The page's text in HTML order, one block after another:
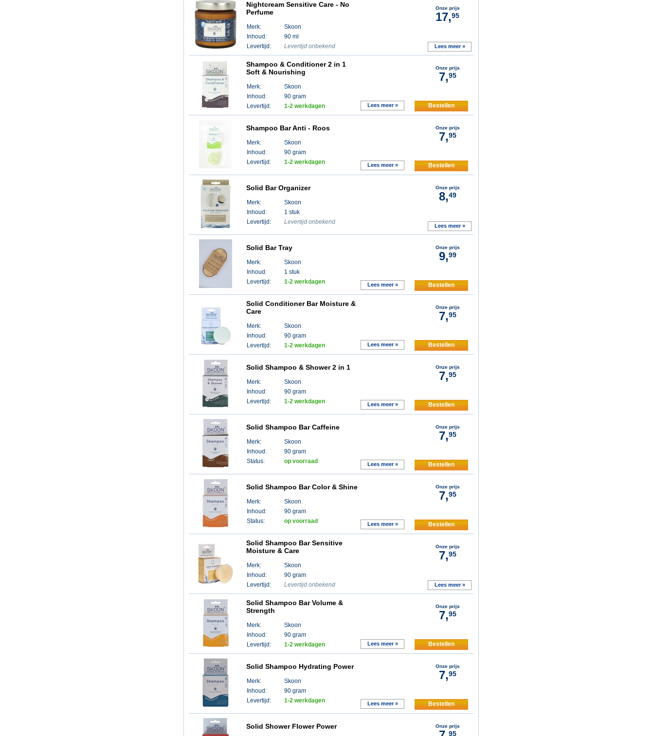
Nightcream Sensitive Care - No
Perfume
Merk:
Skoon
Inhoud:
90 ml
Levertijd:
Levertijd onbekend
Onze prijs
17,95
Lees meer »
Shampoo & Conditioner 2 in 1
Soft & Nourishing
Merk:
Skoon
Inhoud:
90 gram
Levertijd:
1-2 werkdagen Lees meer »
Onze prijs
7,95
Bestellen
Shampoo Bar Anti - Roos
Merk:
Skoon
Inhoud:
90 gram
Levertijd:
1-2 werkdagen Lees meer »
Onze prijs
7,95
Bestellen
Solid Bar Organizer
Merk:
Skoon
Inhoud:
1 stuk
Levertijd:
Levertijd onbekend
Onze prijs
8,49
Lees meer »
Solid Bar Tray
Merk:
Skoon
Inhoud:
1 stuk
Levertijd:
1-2 werkdagen Lees meer »
Onze prijs
9,99
Bestellen
Solid Conditioner Bar Moisture &
Care
Merk:
Skoon
Inhoud:
90 gram
Levertijd:
1-2 werkdagen Lees meer »
Onze prijs
7,95
Bestellen
Solid Shampoo & Shower 2 in 1
Merk:
Skoon
Inhoud:
90 gram
Levertijd:
1-2 werkdagen Lees meer »
Onze prijs
7,95
Bestellen
Solid Shampoo Bar Caffeine
Merk:
Skoon
Inhoud:
90 gram
Status:
op voorraad Lees meer »
Onze prijs
7,95
Bestellen
Solid Shampoo Bar Color & Shine
Merk:
Skoon
Inhoud:
90 gram
Status:
op voorraad Lees meer »
Onze prijs
7,95
Bestellen
Solid Shampoo Bar Sensitive
Moisture & Care
Merk:
Skoon
Inhoud:
90 gram
Levertijd:
Levertijd onbekend
Onze prijs
7,95
Lees meer »
Solid Shampoo Bar Volume &
Strength
Merk:
Skoon
Inhoud:
90 gram
Levertijd:
1-2 werkdagen Lees meer »
Onze prijs
7,95
Bestellen
Solid Shampoo Hydrating Power
Merk:
Skoon
Inhoud:
90 gram
Levertijd:
1-2 werkdagen Lees meer »
Onze prijs
7,95
Bestellen
Solid Shower Flower Power Onze prijs
95